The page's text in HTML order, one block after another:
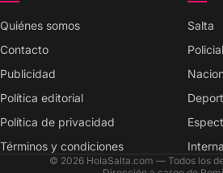
Quiénes somos
Contacto
Publicidad
Política editorial
Política de privacidad
Términos y condiciones
Salta
© 2026 HolaSalta.com — Todos los